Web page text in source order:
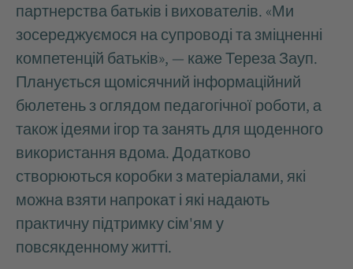
партнерства батьків і вихователів. «Ми
зосереджуємося на супроводі та зміцненні
компетенцій батьків», — каже Тереза Зауп.
Планується щомісячний інформаційний
бюлетень з оглядом педагогічної роботи, а
також ідеями ігор та занять для щоденного
використання вдома. Додатково
створюються коробки з матеріалами, які
можна взяти напрокат і які надають
практичну підтримку сім'ям у
повсякденному житті.